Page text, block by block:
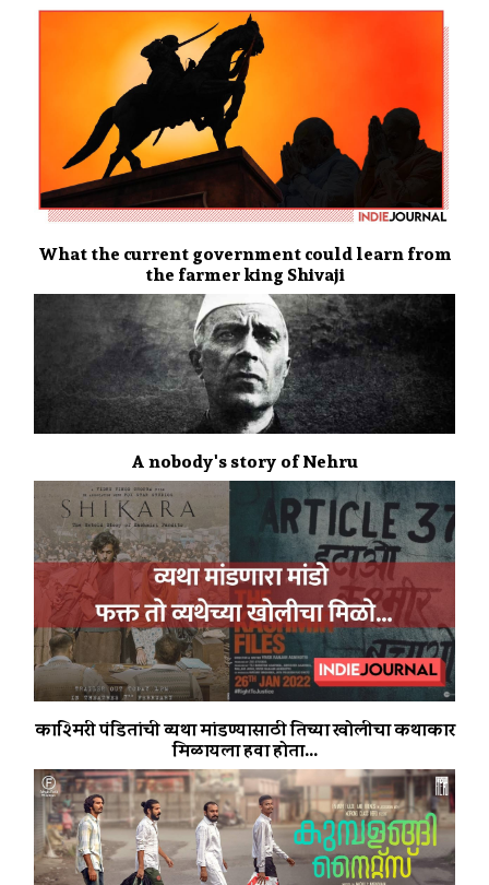
What the current government could learn from
the farmer king Shivaji
A nobody's story of Nehru
काश्मिरी पंडितांची व्यथा मांडण्यासाठी तिच्या खोलीचा कथाकार
मिळायला हवा होता...